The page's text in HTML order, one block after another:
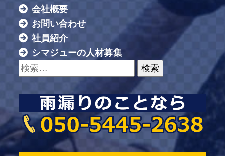
会社概要
お問い合わせ
社員紹介
シマジューの人材募集
検索: